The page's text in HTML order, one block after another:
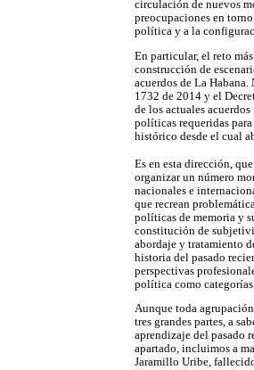
circulación de nuevos
preocupaciones en
política y a la
En particular, el reto
construcción de
acuerdos de La
1732 de 2014 y el
de los actuales
políticas requeridas
histórico desde el cual
Es en esta dirección,
organizar un número
nacionales e
que recrean
políticas de memoria y
constitución de
abordaje y tratamiento
historia del pasado
perspectivas
política como categorías
Aunque toda
tres grandes partes, a
aprendizaje del pasado
apartado, incluimos a
Jaramillo Uribe,